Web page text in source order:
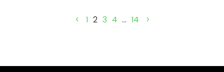
1 2 3 4 … 14